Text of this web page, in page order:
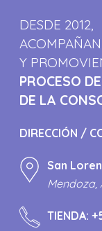
DESDE 2012,
Y
PROCESO
DE LA
DIRECCIÓN /
San
Mendoza,
TIENDA: